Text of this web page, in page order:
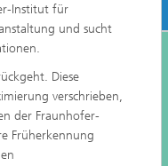
Institut für
und sucht
Diese
verschrieben,
der Fraunhofer-
Früherkennung